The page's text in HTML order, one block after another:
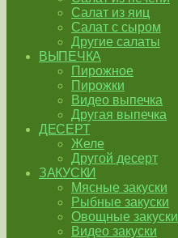
Салат из яиц
Салат с сыром
Другие салаты
ВЫПЕЧКА
Пирожное
Пирожки
Видео выпечка
Другая выпечка
ДЕСЕРТ
Желе
Другой десерт
ЗАКУСКИ
Мясные закуски
Рыбные закуски
Овощные закуски
Видео закуски